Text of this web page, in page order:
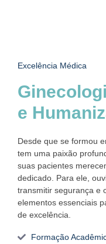
Excelência Médica
e
Desde que se formou
tem uma paixão
suas pacientes
dedicado. Para ele,
transmitir segurança e
elementos essenciais
de excelência.
Formação